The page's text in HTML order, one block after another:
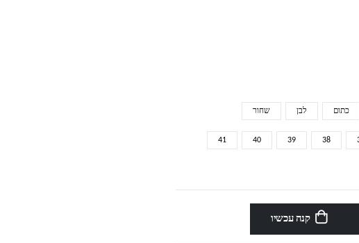
כתום לבן שחור
38
39
40
41
קנה עכשיו